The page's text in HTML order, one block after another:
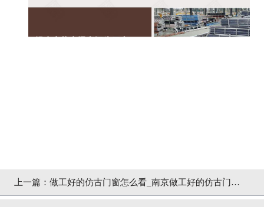
上一篇： 做工好的仿古门窗怎么看_南京做工好的仿古门窗